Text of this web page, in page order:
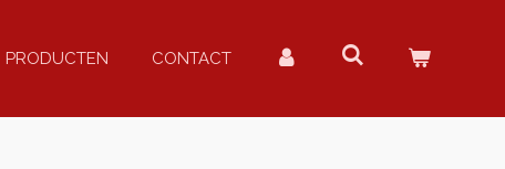
PRODUCTEN CONTACT